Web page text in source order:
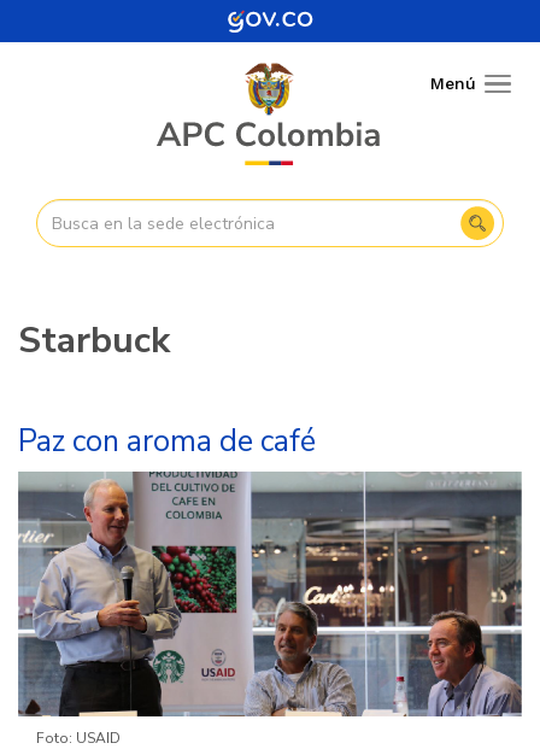
al
Menú
Starbuck
Paz con aroma de café
Foto: USAID